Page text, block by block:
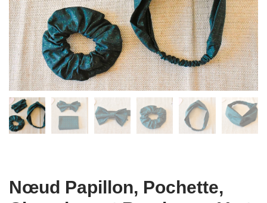
Nœud Papillon, Pochette,